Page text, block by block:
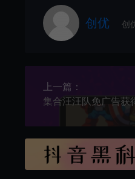
创优 创
上一篇：
集合汪汪队免广告获